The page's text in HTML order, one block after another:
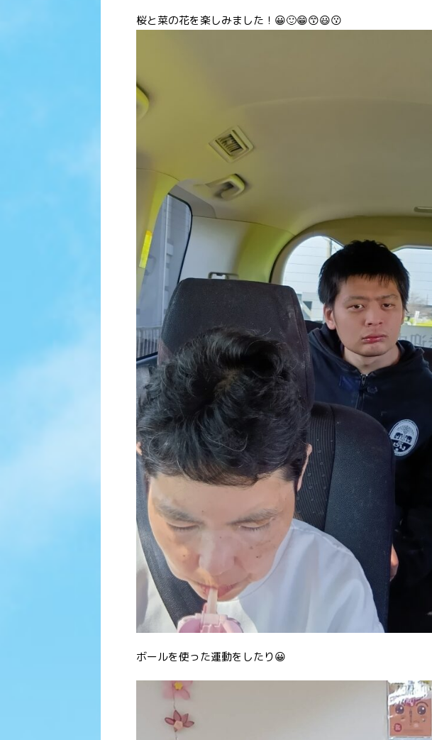
桜と菜の花を楽しみました！😀🙂😁😙😃😗
ボールを使った運動をしたり😀